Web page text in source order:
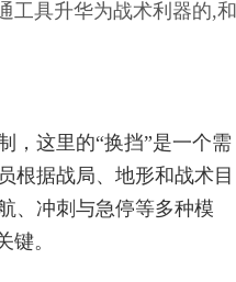
工具升华为战术利器的,和
，这里的“换挡”是一个需
根据战局、地形和战术目
、冲刺与急停等多种模
。